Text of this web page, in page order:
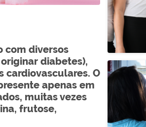
com diversos
diabetes),
cardiovasculares. O
apenas em
muitas vezes
frutose,